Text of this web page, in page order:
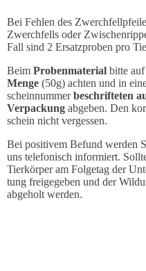
Bei Fehlen des
Zwerchfells oder
Fall sind 2 Ersatzproben pro
Beim Probenmaterial bitte auf
Menge (50g) achten und in
schein­nummerbeschrif­teten
Verpackung abgeben. Den
schein nicht vergessen.
Bei positivem Befund werden
uns tele­fonisch informiert.
Tierkörper am Folgetag der
tung freigegeben und der
abgeholt werden.